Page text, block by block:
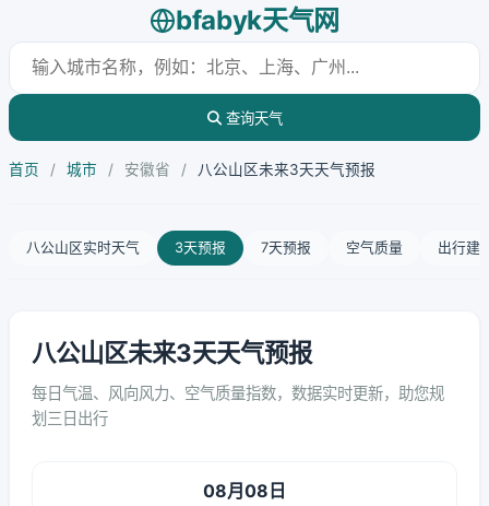
bfabyk天气网
查询天气
首页 / 城市 / 安徽省 / 八公山区未来3天天气预报
八公山区实时天气 3天预报 7天预报 空气质量 出行建
八公山区未来3天天气预报
每日气温、风向风力、空气质量指数，数据实时更新，助您规
划三日出行
08月08日